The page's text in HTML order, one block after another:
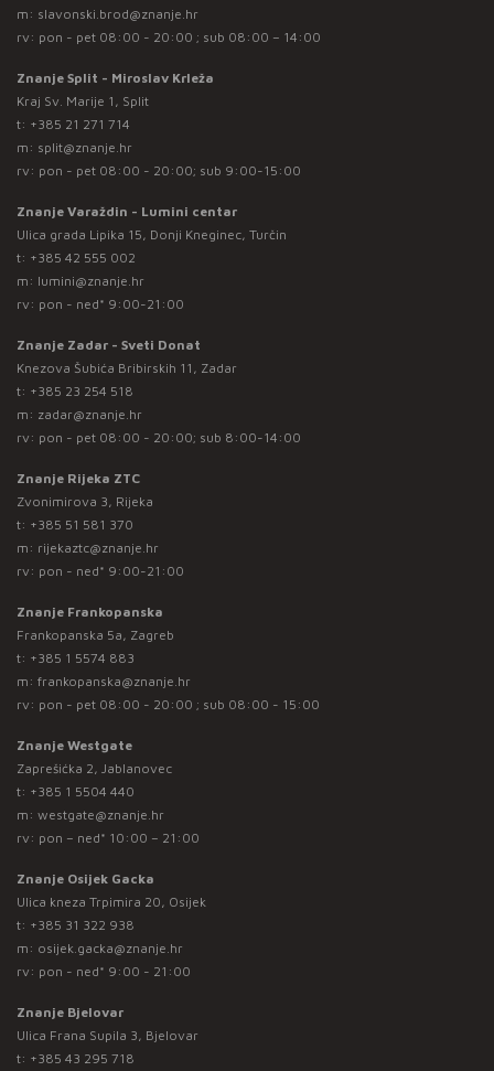
m: slavonski.brod@znanje.hr
rv: pon - pet 08:00 - 20:00 ; sub 08:00 – 14:00
Znanje Split - Miroslav Krleža
Kraj Sv. Marije 1, Split
t: +385 21 271 714
m: split@znanje.hr
rv: pon - pet 08:00 - 20:00; sub 9:00-15:00
Znanje Varaždin - Lumini centar
Ulica grada Lipika 15, Donji Kneginec, Turčin
t: +385 42 555 002
m: lumini@znanje.hr
rv: pon - ned* 9:00-21:00
Znanje Zadar - Sveti Donat
Knezova Šubića Bribirskih 11, Zadar
t: +385 23 254 518
m: zadar@znanje.hr
rv: pon - pet 08:00 - 20:00; sub 8:00-14:00
Znanje Rijeka ZTC
Zvonimirova 3, Rijeka
t: +385 51 581 370
m: rijekaztc@znanje.hr
rv: pon - ned* 9:00-21:00
Znanje Frankopanska
Frankopanska 5a, Zagreb
t: +385 1 5574 883
m: frankopanska@znanje.hr
rv: pon - pet 08:00 - 20:00 ; sub 08:00 - 15:00
Znanje Westgate
Zaprešićka 2, Jablanovec
t: +385 1 5504 440
m: westgate@znanje.hr
rv: pon – ned* 10:00 – 21:00
Znanje Osijek Gacka
Ulica kneza Trpimira 20, Osijek
t: +385 31 322 938
m: osijek.gacka@znanje.hr
rv: pon - ned* 9:00 - 21:00
Znanje Bjelovar
Ulica Frana Supila 3, Bjelovar
t: +385 43 295 718